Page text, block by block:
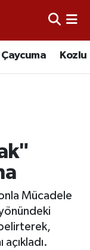
Çaycuma Kozlu
Mücadele
belirterek,
açıkladı.